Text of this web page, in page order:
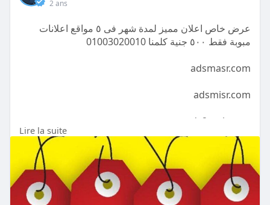
2 ans
عرض خاص اعلان مميز لمدة شهر فى ٥ مواقع اعلانات
مبوبة فقط ٥٠٠ جنية كلمنا 01003020010
adsmasr.com
adsmisr.com
ads2arab.com
adsalarab.com
asswaqalasr.com
Lire la suite